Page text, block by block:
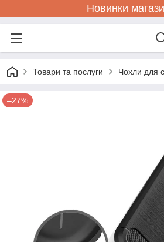
Новинки
Товари та послуги Чохли для
–27%